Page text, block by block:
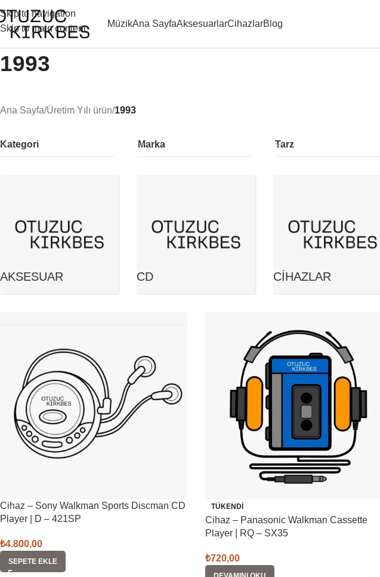
Skip to navigation
Skip to main content
MüzikAna SayfaAksesuarlarCihazlarBlog
1993
Ana Sayfa/Üretim Yılı ürün/1993
Kategori Marka Tarz
AKSESUAR CD CIHAZLAR
Cihaz – Sony Walkman Sports Discman CD
Player | D – 421SP
₺4.800,00
SEPETE EKLE
TÜKENDI
Cihaz – Panasonic Walkman Cassette
Player | RQ – SX35
₺720,00